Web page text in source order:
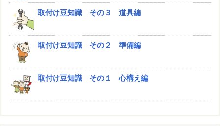
取付け豆知識 その３ 道具編
取付け豆知識 その２ 準備編
取付け豆知識 その１ 心構え編